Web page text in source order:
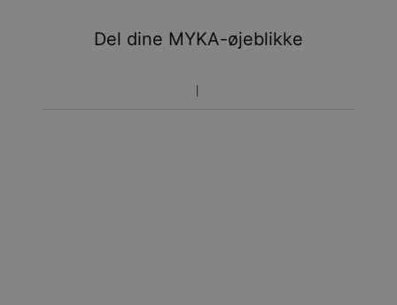
Du vil ikke blive opkrævet yderligere afgifter.
Vær opmærksom på at tidsperioden nævnt ovenfor er
Del dine MYKA-øjeblikke